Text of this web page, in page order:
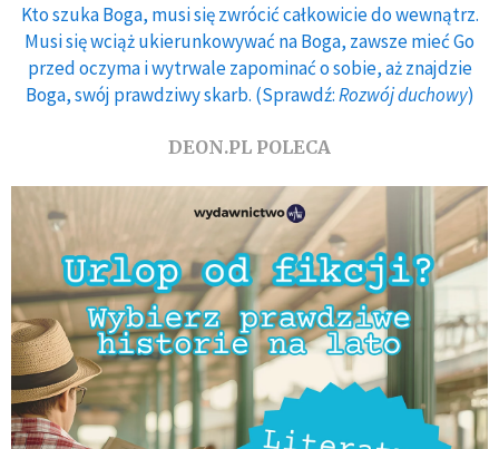
Kto szuka Boga, musi się zwrócić całkowicie do wewnątrz.
Musi się wciąż ukierunkowywać na Boga, zawsze mieć Go
przed oczyma i wytrwale zapominać o sobie, aż znajdzie
Boga, swój prawdziwy skarb. (Sprawdź:Rozwój duchowy)
DEON.PL POLECA